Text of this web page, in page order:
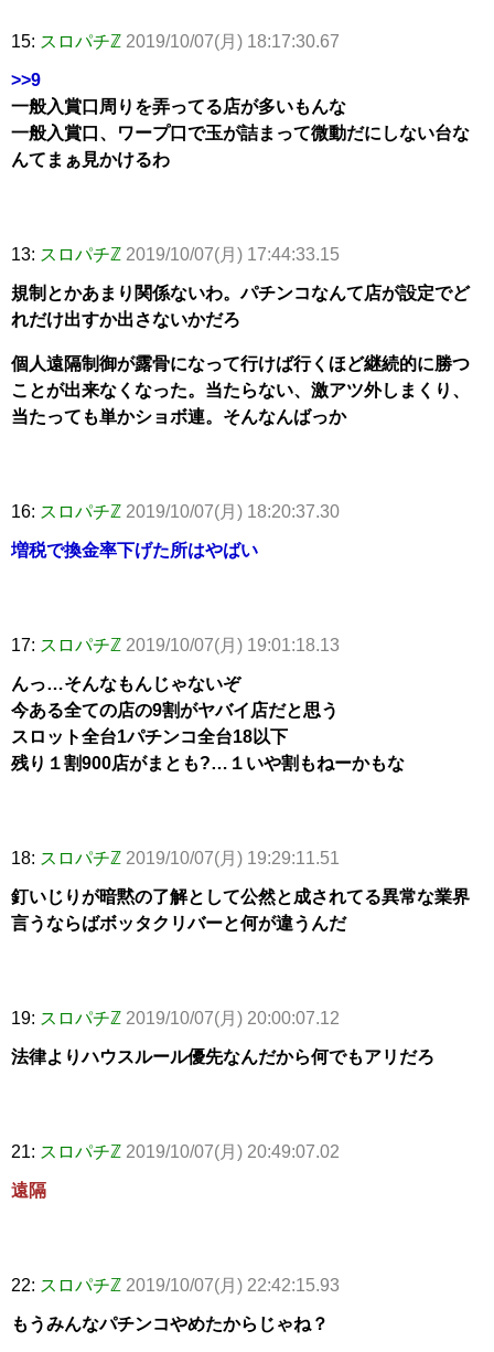
15: スロパチℤ 2019/10/07(月) 18:17:30.67
>>9
一般入賞口周りを弄ってる店が多いもんな
一般入賞口、ワープ口で玉が詰まって微動だにしない台な
んてまぁ見かけるわ
13: スロパチℤ 2019/10/07(月) 17:44:33.15
規制とかあまり関係ないわ。パチンコなんて店が設定でど
れだけ出すか出さないかだろ
個人遠隔制御が露骨になって行けば行くほど継続的に勝つ
ことが出来なくなった。当たらない、激アツ外しまくり、
当たっても単かショボ連。そんなんばっか
16: スロパチℤ 2019/10/07(月) 18:20:37.30
増税で換金率下げた所はやばい
17: スロパチℤ 2019/10/07(月) 19:01:18.13
んっ…そんなもんじゃないぞ
今ある全ての店の9割がヤバイ店だと思う
スロット全台1パチンコ全台18以下
残り１割900店がまとも?…１いや割もねーかもな
18: スロパチℤ 2019/10/07(月) 19:29:11.51
釘いじりが暗黙の了解として公然と成されてる異常な業界
言うならばボッタクリバーと何が違うんだ
19: スロパチℤ 2019/10/07(月) 20:00:07.12
法律よりハウスルール優先なんだから何でもアリだろ
21: スロパチℤ 2019/10/07(月) 20:49:07.02
遠隔
22: スロパチℤ 2019/10/07(月) 22:42:15.93
もうみんなパチンコやめたからじゃね？